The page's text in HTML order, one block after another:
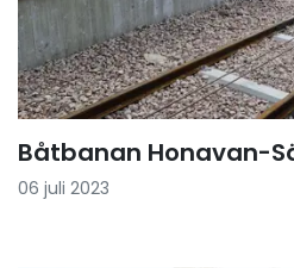
Båtbanan Honavan-
06 juli 2023